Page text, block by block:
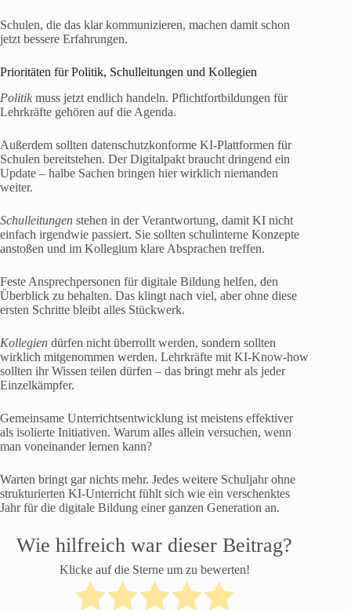
Schulen, die das klar kommunizieren, machen damit schon
jetzt bessere Erfahrungen.
Prioritäten für Politik, Schulleitungen und Kollegien
Politik muss jetzt endlich handeln. Pflichtfortbildungen für
Lehrkräfte gehören auf die Agenda.
Außerdem sollten datenschutzkonforme KI-Plattformen für
Schulen bereitstehen. Der Digitalpakt braucht dringend ein
Update – halbe Sachen bringen hier wirklich niemanden
weiter.
Schulleitungen stehen in der Verantwortung, damit KI nicht
einfach irgendwie passiert. Sie sollten schulinterne Konzepte
anstoßen und im Kollegium klare Absprachen treffen.
Feste Ansprechpersonen für digitale Bildung helfen, den
Überblick zu behalten. Das klingt nach viel, aber ohne diese
ersten Schritte bleibt alles Stückwerk.
Kollegien dürfen nicht überrollt werden, sondern sollten
wirklich mitgenommen werden. Lehrkräfte mit KI-Know-how
sollten ihr Wissen teilen dürfen – das bringt mehr als jeder
Einzelkämpfer.
Gemeinsame Unterrichtsentwicklung ist meistens effektiver
als isolierte Initiativen. Warum alles allein versuchen, wenn
man voneinander lernen kann?
Warten bringt gar nichts mehr. Jedes weitere Schuljahr ohne
strukturierten KI-Unterricht fühlt sich wie ein verschenktes
Jahr für die digitale Bildung einer ganzen Generation an.
Wie hilfreich war dieser Beitrag?
Klicke auf die Sterne um zu bewerten!